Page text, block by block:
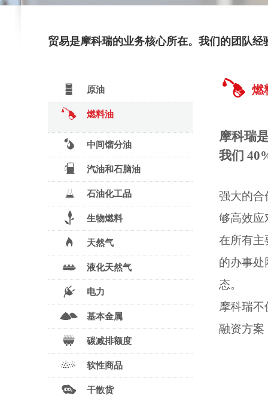
贸易是摩科瑞的业务核心所在。我们的团队
原油
燃料油
中间馏分油
汽油和石脑油
石油化工品
生物燃料
天然气
液化天然气
电力
基本金属
碳减排额度
软性商品
干散货
燃
摩科瑞
我们
强大的合
够高效应
在所有主
的办事处
态。
摩科瑞
融资方案